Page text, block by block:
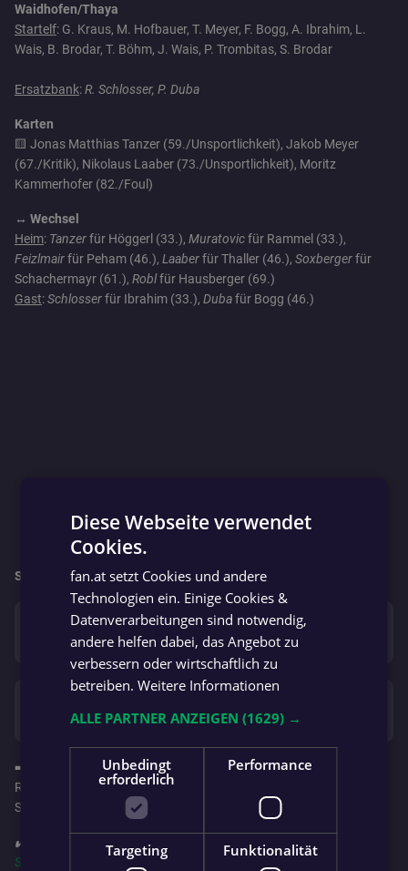
Waidhofen/Thaya
Startelf: G. Kraus, M. Hofbauer, T. Meyer, F. Bogg, A. Ibrahim, L.
Wais, B. Brodar, T. Böhm, J. Wais, P. Trombitas, S. Brodar
Ersatzbank:R. Schlosser, P. Duba
Karten
🟨 Jonas Matthias Tanzer (59./Unsportlichkeit), Jakob Meyer
(67./Kritik), Nikolaus Laaber (73./Unsportlichkeit), Moritz
Kammerhofer (82./Foul)
↔️ Wechsel
Heim: Tanzerfür Höggerl (33.), Muratovicfür Rammel (33.),
Feizlmairfür Peham (46.), Laaberfür Thaller (46.), Soxbergerfür
Schachermayr (61.), Roblfür Hausberger (69.)
Gast:Schlosserfür Ibrahim (33.), Dubafür Bogg (46.)
So geht’s für beide Mannschaften weiter:
Fr. 12.06.
4 : 1 Seitenstetten Res
Oed Zeillern Res 7 : 3
Waidhofen Thaya Res
➡️ Wenn du bei den Spielen vor Ort bist, melde dich gerne als
Reporter an, damit alle Fans erfahren, was gerade LIVE am
Spielfeld passiert!
✔️ Folge jetzt auch deinem Team in der fan.at App für's
Store)
Android (Google Play Store)
Diese Webseite verwendet
Cookies.
fan.at setzt Cookies und andere
Technologien ein. Einige Cookies &
Datenverarbeitungen sind notwendig,
andere helfen dabei, das Angebot zu
verbessern oder wirtschaftlich zu
betreiben.Weitere Informationen
ALLE PARTNER ANZEIGEN(1629) →
Unbedingt
erforderlich
Performance
Targeting Funktionalität